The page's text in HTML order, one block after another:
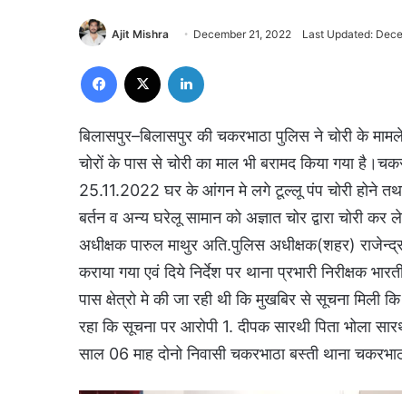
Ajit Mishra December 21, 2022 Last Updated:
Facebook
बिलासपुर–बिलासपुर की चकरभाठा पुलिस ने चोरी के
चोरों के पास से चोरी का माल भी बरामद किया गया
25.11.2022 घर के आंगन मे लगे टूल्लू पंप चोरी होने
बर्तन व अन्य घरेलू सामान को अज्ञात चोर द्वारा चोरी कर
अधीक्षक पारुल माथुर अति.पुलिस अधीक्षक(शहर)
कराया गया एवं दिये निर्देश पर थाना प्रभारी निरीक्षक
पास क्षेत्रो मे की जा रही थी कि मुखबिर से सूचना मिली
रहा कि सूचना पर आरोपी 1. दीपक सारथी पिता भोला
साल 06 माह दोनो निवासी चकरभाठा बस्ती थाना